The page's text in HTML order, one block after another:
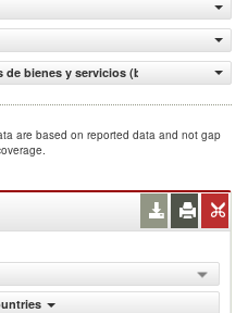
de bienes y servicios (balanza de pagos,
are based on reported data and not gap